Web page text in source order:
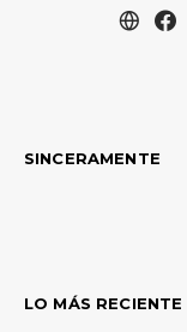
SINCERAMENTE
LO MÁS RECIENTE